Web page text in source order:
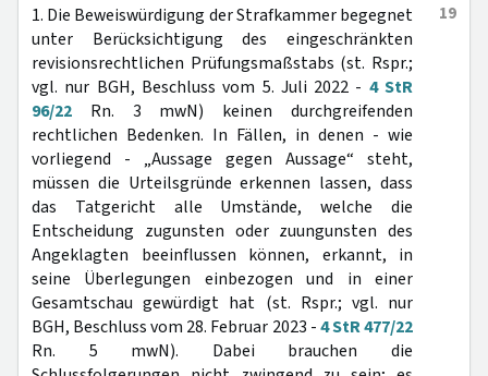
19
1. Die Beweiswürdigung der Strafkammer begegnet
unter Berücksichtigung des eingeschränkten
revisionsrechtlichen Prüfungsmaßstabs (st. Rspr.;
vgl. nur BGH, Beschluss vom 5. Juli 2022 - 4 StR
96/22 Rn. 3 mwN) keinen durchgreifenden
rechtlichen Bedenken. In Fällen, in denen - wie
vorliegend - „Aussage gegen Aussage“ steht,
müssen die Urteilsgründe erkennen lassen, dass
das Tatgericht alle Umstände, welche die
Entscheidung zugunsten oder zuungunsten des
Angeklagten beeinflussen können, erkannt, in
seine Überlegungen einbezogen und in einer
Gesamtschau gewürdigt hat (st. Rspr.; vgl. nur
BGH, Beschluss vom 28. Februar 2023 -4 StR 477/22
Rn. 5 mwN). Dabei brauchen die